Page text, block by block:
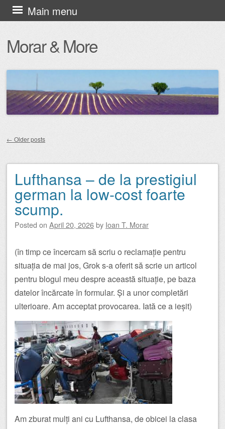
Morar & More
Main menu
Skip
to
content
← Older posts
Lufthansa – de la prestigiul
german la low-cost foarte
scump.
Posted on April 20, 2026by Ioan T. Morar
(în timp ce încercam să scriu o reclamație pentru
situația de mai jos, Grok s-a oferit să scrie un articol
pentru blogul meu despre această situație, pe baza
datelor încărcate în formular. Și a unor completări
ulterioare. Am acceptat provocarea. Iată ce a ieșit)
Am zburat mulți ani cu Lufthansa, de obicei la clasa